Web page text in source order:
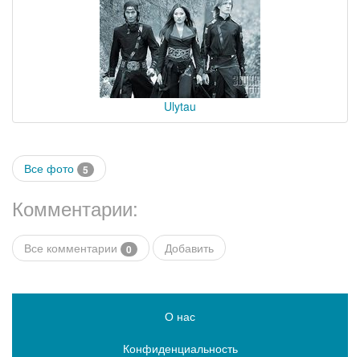
Ulytau
Все фото 5
Комментарии:
Все комментарии 0 Добавить
О нас
Конфиденциальность